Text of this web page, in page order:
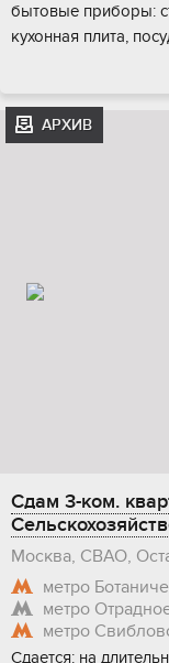
бытовые приборы:
кухонная плита,
АРХИВ
Сдам 3-ком.
Москва, СВАО,
метро
метро
метро
Сдается: на